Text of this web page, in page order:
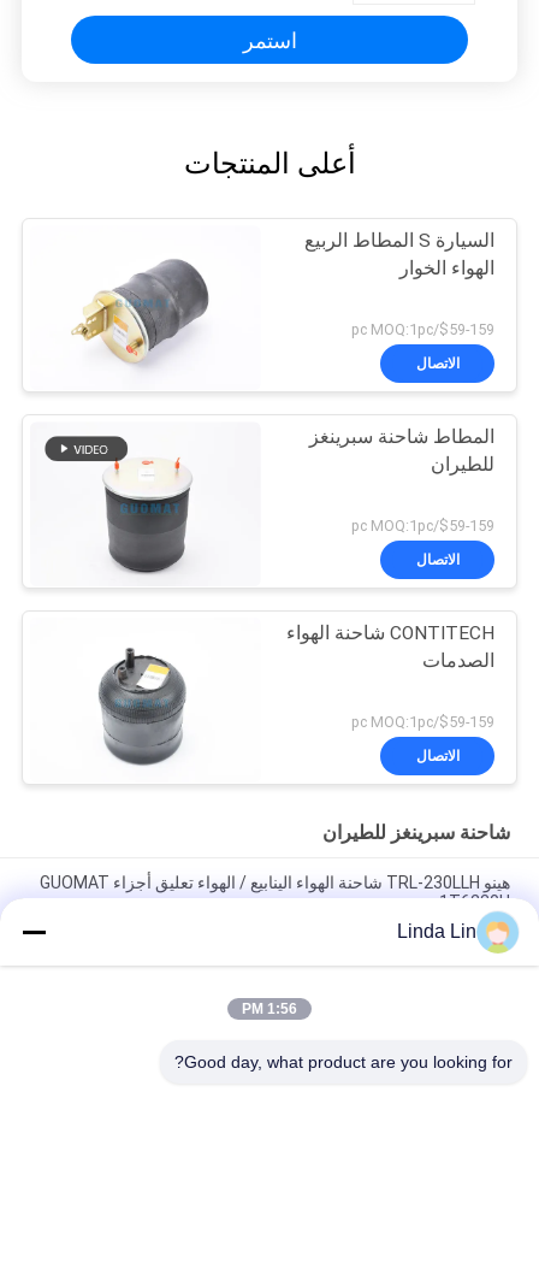
استمر
أعلى المنتجات
السيارة S المطاط الربيع
الهواء الخوار
$59-159/pc MOQ:1pc
الاتصال
المطاط شاحنة سبرينغز
للطيران
$59-159/pc MOQ:1pc
الاتصال
CONTITECH شاحنة الهواء
الصدمات
$59-159/pc MOQ:1pc
الاتصال
شاحنة سبرينغز للطيران
هينو TRL-230LLH شاحنة الهواء الينابيع / الهواء تعليق أجزاء GUOMAT
1T6230H
يناسب BPW 05.429.42.41.1
Linda Lin
1:56 PM
Good day, what product are you looking for?